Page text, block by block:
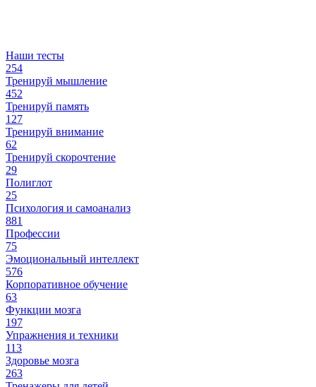
Наши тесты
254
Тренируй мышление
452
Тренируй память
127
Тренируй внимание
62
Тренируй скорочтение
29
Полиглот
25
Психология и самоанализ
881
Профессии
75
Эмоциональный интеллект
576
Корпоративное обучение
63
Функции мозга
197
Упражнения и техники
113
Здоровье мозга
263